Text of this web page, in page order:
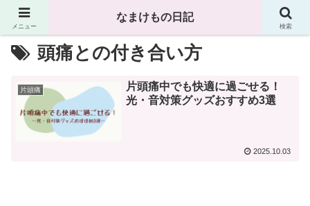
頭痛との付き合い方
片頭痛
片頭痛中でも快適に過ごせる！
光・音対策グッズおすすめ3選
2025.10.03
メニュー
なまけもの日記
検索